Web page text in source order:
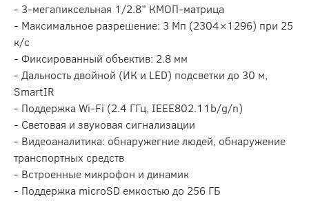
- 3-мегапиксельная 1/2.8” КМОП-матрица
- Максимальное разрешение: 3 Мп (2304×1296) при 25
к/с
- Фиксированный объектив: 2.8 мм
- Дальность двойной (ИК и LED) подсветки до 30 м,
SmartIR
- Поддержка Wi-Fi (2.4 ГГц, IEEE802.11b/g/n)
- Световая и звуковая сигнализации
- Видеоаналитика: обнаружегние людей, обнаружение
транспортных средств
- Встроенные микрофон и динамик
- Поддержка microSD емкостью до 256 ГБ